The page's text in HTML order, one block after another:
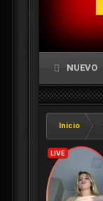
NUEVO
Inicio